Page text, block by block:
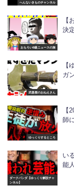
へんないきものチャンネル
おもろいB級ニュースの旅
【
決
武器屋のおねえさん
【
ガ
ゆっくりするところ
【
師
ダークパンダ【ゆっくり解説チャ
ンネル】
い
能